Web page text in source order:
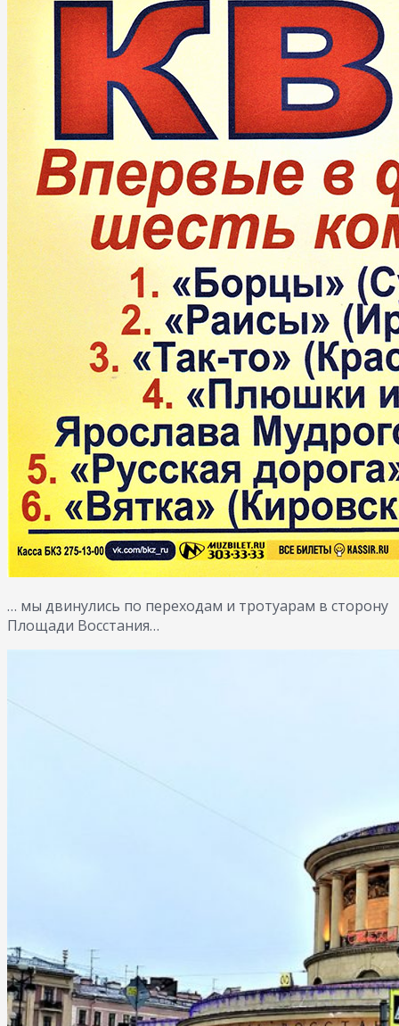
… мы двинулись по переходам и тротуарам в сторону
Площади Восстания…